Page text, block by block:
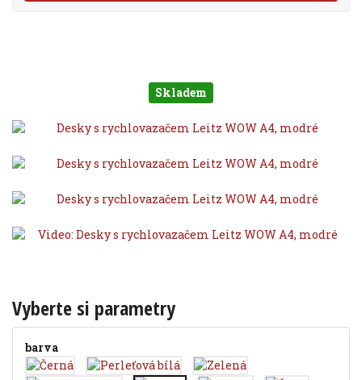
Skladem
Vyberte si parametry
barva